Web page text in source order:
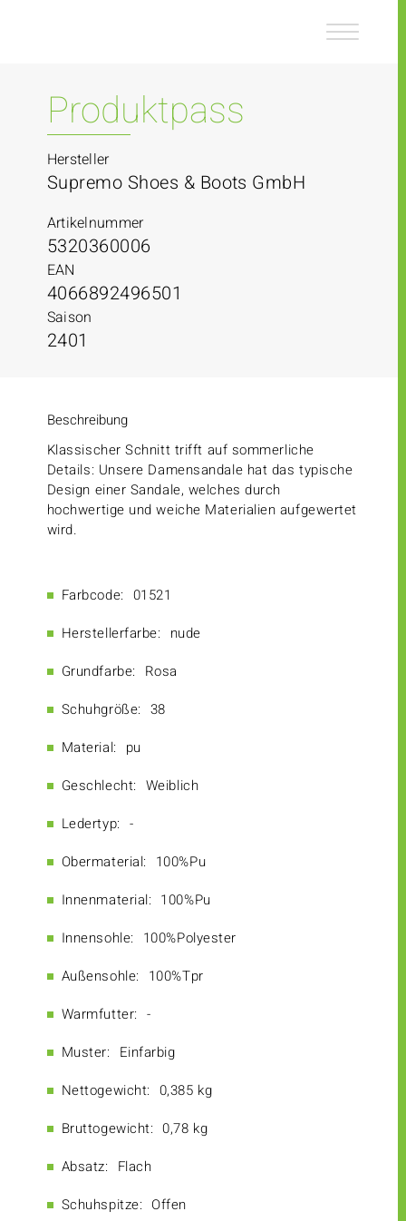
Produktpass
Hersteller
Supremo Shoes & Boots GmbH
Artikelnummer
5320360006
EAN
4066892496501
Saison
2401
Beschreibung
Klassischer Schnitt trifft auf sommerliche
Details: Unsere Damensandale hat das typische
Design einer Sandale, welches durch
hochwertige und weiche Materialien aufgewertet
wird.
Farbcode: 01521
Herstellerfarbe: nude
Grundfarbe: Rosa
Schuhgröße: 38
Material: pu
Geschlecht: Weiblich
Ledertyp: -
Obermaterial: 100%Pu
Innenmaterial: 100%Pu
Innensohle: 100%Polyester
Außensohle: 100%Tpr
Warmfutter: -
Muster: Einfarbig
Nettogewicht: 0,385 kg
Bruttogewicht: 0,78 kg
Absatz: Flach
Schuhspitze: Offen